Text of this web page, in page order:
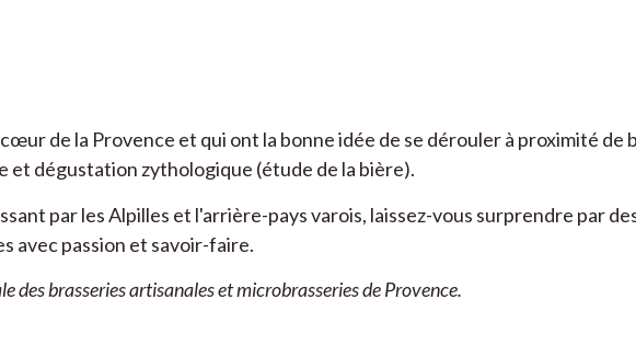
de la Provence et qui ont la bonne idée de se dérouler à proximité de
et dégustation zythologique (étude de la bière).
par les Alpilles et l'arrière-pays varois, laissez-vous surprendre par
avec passion et savoir-faire.
des brasseries artisanales et microbrasseries de Provence.